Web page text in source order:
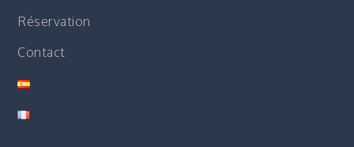
Réservation
Contact